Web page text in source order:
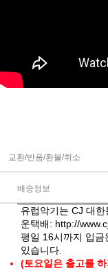
교환/반품/환불/취소
배송정보
유럽악기는 CJ 대
운택배: http://
평일 16시까지 입금
있습니다.
(토요일은 출고를